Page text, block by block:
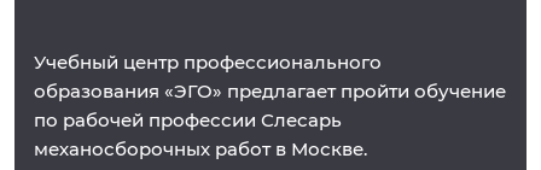
Учебный центр профессионального
образования «ЭГО» предлагает пройти обучение
по рабочей профессии Слесарь
механосборочных работ в Москве.